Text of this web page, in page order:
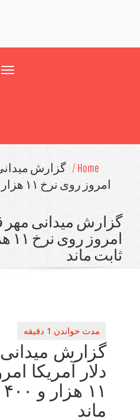
گزارش میدانی مهر
امروز روی نرخ ۱۱ هزار و ۴۰۰ تومان ثابت ماند
میدانی مهر قیمت
ماند
گزارش میدانی
دلار آمریكا
۱۱ هزار